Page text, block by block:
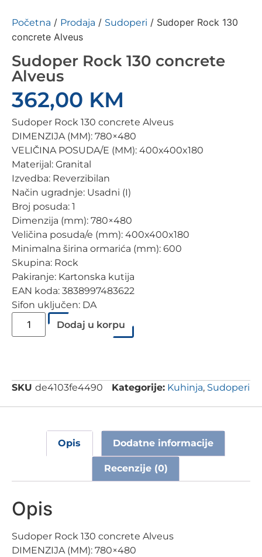
Početna / Prodaja / Sudoperi / Sudoper Rock 130
concrete Alveus
Sudoper Rock 130 concrete
Alveus
362,00 KM
Sudoper Rock 130 concrete Alveus
DIMENZIJA (MM): 780×480
VELIČINA POSUDA/E (MM): 400x400x180
Materijal: Granital
Izvedba: Reverzibilan
Način ugradnje: Usadni (I)
Broj posuda: 1
Dimenzija (mm): 780×480
Veličina posuda/e (mm): 400x400x180
Minimalna širina ormarića (mm): 600
Skupina: Rock
Pakiranje: Kartonska kutija
EAN koda: 3838997483622
Sifon uključen: DA
Dodaj u korpu
SKU de4103fe4490 Kategorije: Kuhinja, Sudoperi
Opis Dodatne informacije
Recenzije (0)
Opis
Sudoper Rock 130 concrete Alveus
DIMENZIJA (MM): 780×480